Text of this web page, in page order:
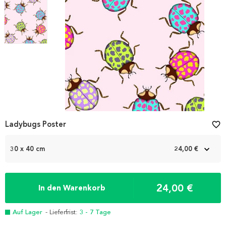
30 x 40 cm 24,00 €
In den Warenkorb 24,00 €
Auf Lager - Lieferfrist: 3 - 7 Tage
Ladybugs Poster favorite_border